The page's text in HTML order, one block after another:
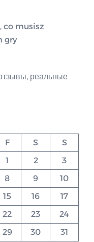
co musisz
gry
реальные
F S
S
1
2
3
8 9
10
15 16
17
22 23
24
29 30
31